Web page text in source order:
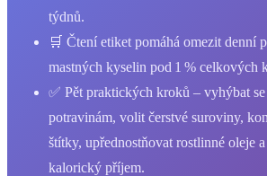
týdnů.
🛒 Čtení etiket pomáhá omezit denní
mastných kyselin pod 1 % celkových
✅ Pět praktických kroků – vyhýbat
potravinám, volit čerstvé suroviny,
štítky, upřednostňovat rostlinné oleje
kalorický příjem.